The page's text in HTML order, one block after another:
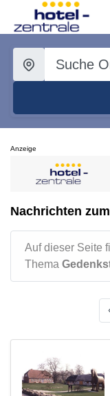
Anzeige
Nachrichten
Auf dieser Seite
Thema